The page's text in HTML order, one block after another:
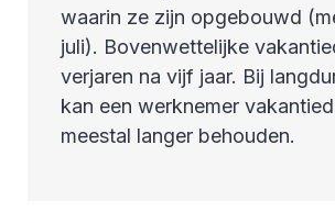
waarin ze zijn opgebouwd
juli). Bovenwettelijke
verjaren na vijf jaar. Bij
kan een werknemer
meestal langer behouden.